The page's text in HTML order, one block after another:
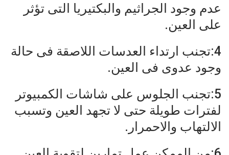
عدم وجود الجراثيم والبكتيريا التى تؤثر
على العين.
4:تجنب ارتداء العدسات اللاصقة فى حالة
وجود عدوى فى العين.
5:تجنب الجلوس على شاشات الكمبيوتر
لفترات طويلة حتى لا تجهد العين وتسبب
الالتهاب والاحمرار.